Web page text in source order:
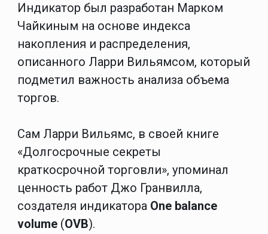
Индикатор был разработан Марком
Чайкиным на основе индекса
накопления и распределения,
описанного Ларри Вильямсом, который
подметил важность анализа объема
торгов.
Сам Ларри Вильямс, в своей книге
«Долгосрочные секреты
краткосрочной торговли», упоминал
ценность работ Джо Гранвилла,
создателя индикатора One balance
volume(OVB).